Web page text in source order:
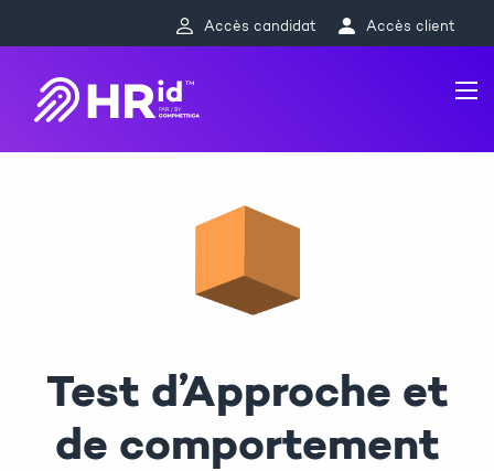
Accès candidat Accès client
Test d’Approche et
de comportement